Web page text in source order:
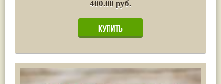
400.00 руб.